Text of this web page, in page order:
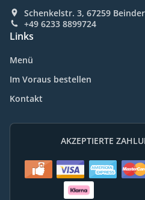
Schenkelstr. 3, 67259
+49 6233 8899724
Links
Menü
Im Voraus bestellen
Kontakt
AKZEPTIERTE